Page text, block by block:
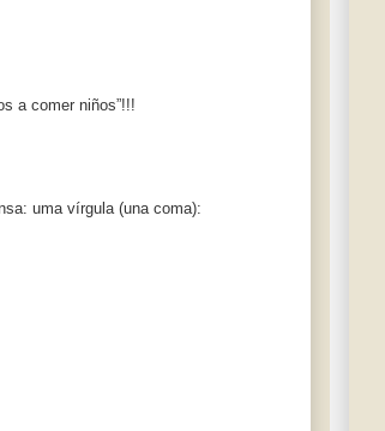
a comer niños”!!!
uma vírgula (una coma):